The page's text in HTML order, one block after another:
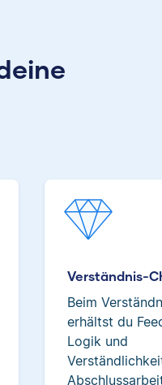
Verständnis-
Beim
erhältst du
Logik und
Sebastian hat
Verena
Verena hat BWL
studiert und ihre